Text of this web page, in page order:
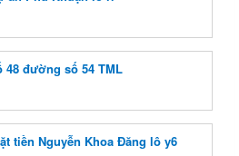
48 đường số 54 TML
tiền Nguyễn Khoa Đăng lô y6